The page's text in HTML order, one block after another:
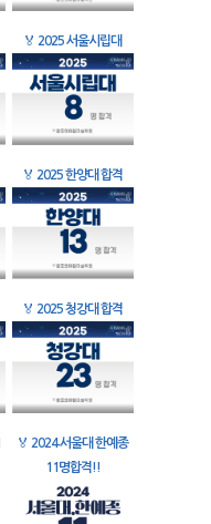
🏅 2025 서울시립대
🏅 2025 한양대 합격
🏅 2025 청강대 합격
🏅 2024 서울대 한예종
11명합격!!